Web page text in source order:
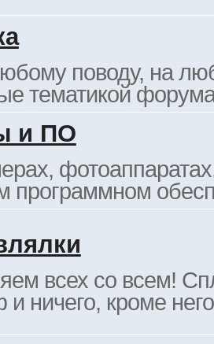
поводу, на
тематикой
и ПО
программном
всех со всем!
ничего, кроме